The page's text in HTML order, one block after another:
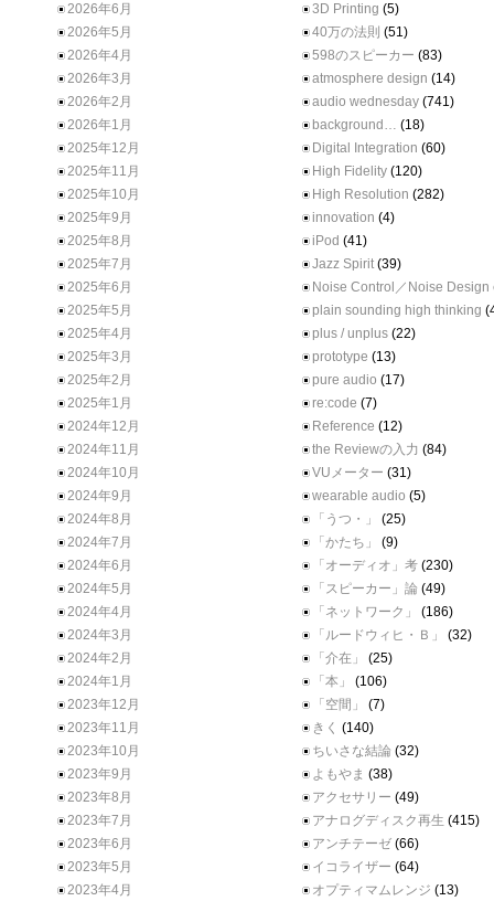
2026年6月
2026年5月
2026年4月
2026年3月
2026年2月
2026年1月
2025年12月
2025年11月
2025年10月
2025年9月
2025年8月
2025年7月
2025年6月
2025年5月
2025年4月
2025年3月
2025年2月
2025年1月
2024年12月
2024年11月
2024年10月
2024年9月
2024年8月
2024年7月
2024年6月
2024年5月
2024年4月
2024年3月
2024年2月
2024年1月
2023年12月
2023年11月
2023年10月
2023年9月
2023年8月
2023年7月
2023年6月
2023年5月
2023年4月
3D Printing (5)
40万の法則 (51)
598のスピーカー (83)
atmosphere design (14)
audio wednesday (741)
background… (18)
Digital Integration (60)
High Fidelity (120)
High Resolution (282)
innovation (4)
iPod (41)
Jazz Spirit (39)
Noise Control／Noise Design
plain sounding high thinking
plus / unplus (22)
prototype (13)
pure audio (17)
re:code (7)
Reference (12)
the Reviewの入力 (84)
VUメーター (31)
wearable audio (5)
「うつ・」
(25)
「かたち」
(9)
「オーディオ」考 (230)
「スピーカー」論 (49)
「ネットワーク」
(186)
「ルードウィヒ・Ｂ」
(32)
「介在」
(25)
「本」
(106)
「空間」
(7)
きく (140)
ちいさな結論 (32)
よもやま (38)
アクセサリー (49)
アナログディスク再生 (415)
アンチテーゼ (66)
イコライザー (64)
オプティマムレンジ (13)